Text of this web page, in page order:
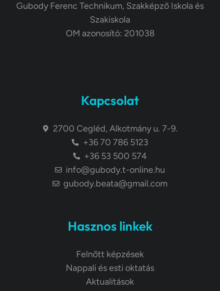
Gubody Ferenc Technikum, Szakképző Iskola és
Szakiskola
OM azonosító: 201038
Kapcsolat
2700 Cegléd, Alkotmány u. 7-9.
+36 70 786 5123
+36 53 500 574
info@gubody.t-online.hu
gubody.beata@gmail.com
Hasznos linkek
Felnőtt képzések
Nappali és esti oktatás
Aktualitások